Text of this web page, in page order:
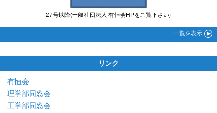
27号以降(一般社団法人 有恒会HPをご覧下さい)
一覧を表示
リンク
有恒会
理学部同窓会
工学部同窓会